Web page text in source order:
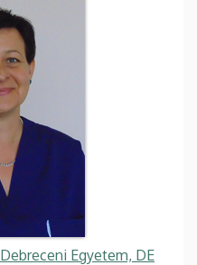
Debreceni Egyetem, DE